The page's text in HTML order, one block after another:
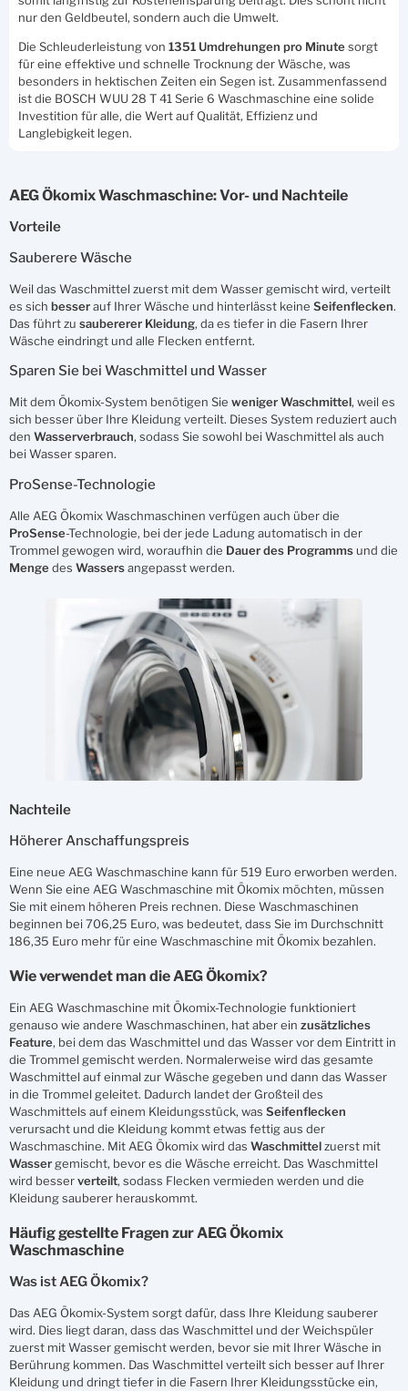
nur den Geldbeutel, sondern auch die Umwelt.
Die Schleuderleistung von 1351 Umdrehungen pro Minutesorgt
für eine effektive und schnelle Trocknung der Wäsche, was
besonders in hektischen Zeiten ein Segen ist. Zusammenfassend
ist die BOSCH WUU 28 T 41 Serie 6 Waschmaschine eine solide
Investition für alle, die Wert auf Qualität, Effizienz und
Langlebigkeit legen.
AEG Ökomix Waschmaschine: Vor- und Nachteile
Vorteile
Sauberere Wäsche
Weil das Waschmittel zuerst mit dem Wasser gemischt wird, verteilt
es sich besserauf Ihrer Wäsche und hinterlässt keine Seifenflecken.
Das führt zu saubererer Kleidung, da es tiefer in die Fasern Ihrer
Wäsche eindringt und alle Flecken entfernt.
Sparen Sie bei Waschmittel und Wasser
Mit dem Ökomix-System benötigen Sie wenigerWaschmittel, weil es
sich besser über Ihre Kleidung verteilt. Dieses System reduziert auch
den Wasserverbrauch, sodass Sie sowohl bei Waschmittel als auch
bei Wasser sparen.
ProSense-Technologie
Alle AEG Ökomix Waschmaschinen verfügen auch über die
ProSense-Technologie, bei der jede Ladung automatisch in der
Trommel gewogen wird, woraufhin die Dauer des Programms und die
Mengedes Wassersangepasst werden.
Nachteile
Höherer Anschaffungspreis
Eine neue AEG Waschmaschine kann für 519 Euro erworben werden.
Wenn Sie eine AEG Waschmaschine mit Ökomix möchten, müssen
Sie mit einem höheren Preis rechnen. Diese Waschmaschinen
beginnen bei 706,25 Euro, was bedeutet, dass Sie im Durchschnitt
186,35 Euro mehr für eine Waschmaschine mit Ökomix bezahlen.
Wie verwendet man die AEG Ökomix?
Ein AEG Waschmaschine mit Ökomix-Technologie funktioniert
genauso wie andere Waschmaschinen, hat aber ein zusätzliches
Feature, bei dem das Waschmittel und das Wasser vor dem Eintritt in
die Trommel gemischt werden. Normalerweise wird das gesamte
Waschmittel auf einmal zur Wäsche gegeben und dann das Wasser
in die Trommel geleitet. Dadurch landet der Großteil des
Waschmittels auf einem Kleidungsstück, was Seifenflecken
verursacht und die Kleidung kommt etwas fettig aus der
Waschmaschine. Mit AEG Ökomix wird das Waschmittelzuerst mit
Wasser gemischt, bevor es die Wäsche erreicht. Das Waschmittel
wird besserverteilt, sodass Flecken vermieden werden und die
Kleidung sauberer herauskommt.
Häufig gestellte Fragen zur AEG Ökomix
Waschmaschine
Was ist AEG Ökomix?
Das AEG Ökomix-System sorgt dafür, dass Ihre Kleidung sauberer
wird. Dies liegt daran, dass das Waschmittel und der Weichspüler
zuerst mit Wasser gemischt werden, bevor sie mit Ihrer Wäsche in
Berührung kommen. Das Waschmittel verteilt sich besser auf Ihrer
Kleidung und dringt tiefer in die Fasern Ihrer Kleidungsstücke ein,